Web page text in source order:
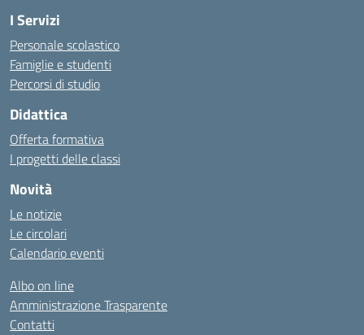
I Servizi
Personale scolastico
Famiglie e studenti
Percorsi di studio
Didattica
Offerta formativa
I progetti delle classi
Novità
Le notizie
Le circolari
Calendario eventi
Albo on line
Amministrazione Trasparente
Contatti